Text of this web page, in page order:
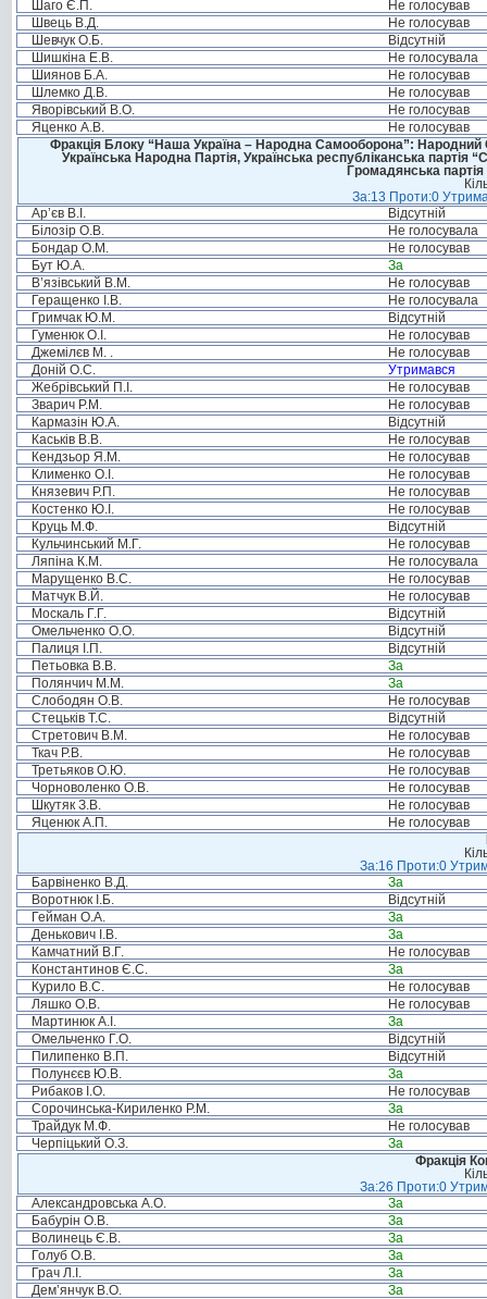
Шаго Є.П.
Не голосував
Швець В.Д.
Не голосував
Шевчук О.Б.
Відсутній
Шишкіна Е.В.
Не голосувала
Шиянов Б.А.
Не голосував
Шлемко Д.В.
Не голосував
Яворівський В.О.
Не голосував
Яценко А.В.
Не голосував
Фракція Блоку “Наша Україна – Народна Самооборона”: Народний
Українська Народна Партія, Українська республіканська
Громадянська
За:13 Проти:0
Ар’єв В.І.
Відсутній
Білозір О.В.
Не голосувала
Бондар О.М.
Не голосував
Бут Ю.А.
За
В’язівський В.М.
Не голосував
Геращенко І.В.
Не голосувала
Гримчак Ю.М.
Відсутній
Гуменюк О.І.
Не голосував
Джемілєв М. .
Не голосував
Доній О.С.
Утримався
Жебрівський П.І.
Не голосував
Зварич Р.М.
Не голосував
Кармазін Ю.А.
Відсутній
Каськів В.В.
Не голосував
Кендзьор Я.М.
Не голосував
Клименко О.І.
Не голосував
Князевич Р.П.
Не голосував
Костенко Ю.І.
Не голосував
Круць М.Ф.
Відсутній
Кульчинський М.Г.
Не голосував
Ляпіна К.М.
Не голосувала
Марущенко В.С.
Не голосував
Матчук В.Й.
Не голосував
Москаль Г.Г.
Відсутній
Омельченко О.О.
Відсутній
Палиця І.П.
Відсутній
Петьовка В.В.
За
Полянчич М.М.
За
Слободян О.В.
Не голосував
Стецьків Т.С.
Відсутній
Стретович В.М.
Не голосував
Ткач Р.В.
Не голосував
Третьяков О.Ю.
Не голосував
Чорноволенко О.В.
Не голосував
Шкутяк З.В.
Не голосував
Яценюк А.П.
Не голосував
За:16 Проти:0
Барвіненко В.Д.
За
Воротнюк І.Б.
Відсутній
Гейман О.А.
За
Денькович І.В.
За
Камчатний В.Г.
Не голосував
Константинов Є.С.
За
Курило В.С.
Не голосував
Ляшко О.В.
Не голосував
Мартинюк А.І.
За
Омельченко Г.О.
Відсутній
Пилипенко В.П.
Відсутній
Полунєєв Ю.В.
За
Рибаков І.О.
Не голосував
Сорочинська-Кириленко Р.М.
За
Трайдук М.Ф.
Не голосував
Черпіцький О.З.
За
Фракція
За:26 Проти:0
Александровська А.О.
За
Бабурін О.В.
За
Волинець Є.В.
За
Голуб О.В.
За
Грач Л.І.
За
Дем’янчук В.О.
За